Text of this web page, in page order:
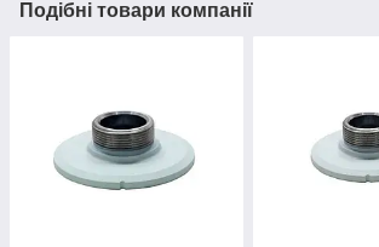
Подібні товари компанії